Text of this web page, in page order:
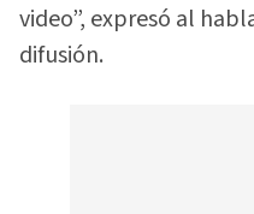
video”, expresó al
difusión.